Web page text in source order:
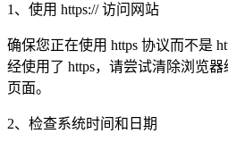
1、使用 https:// 访问网站
确保您正在使用 https 协议而不是
经使用了 https，请尝试清除浏览
页面。
2、检查系统时间和日期